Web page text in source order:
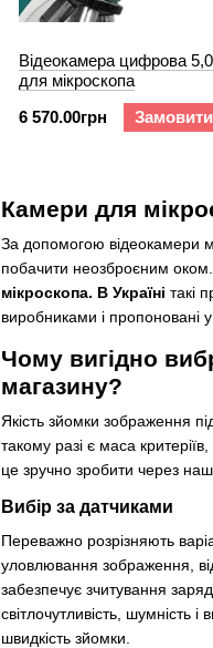
Камери для
За допомогою відеокамери
побачити неозброєним
мікроскопа. В Україні такі
виробниками і пропоновані
Чому вигідно
магазину?
Якість зйомки зображення
такому разі є маса
це зручно зробити через
Вибір за датчиками
Переважно розрізняють
уловлювання зображення,
забезпечує зчитування
світлочутливість, шумність
швидкість зйомки.
Відеокамера цифрова
для мікроскопа
6 570.00грн
Замовити